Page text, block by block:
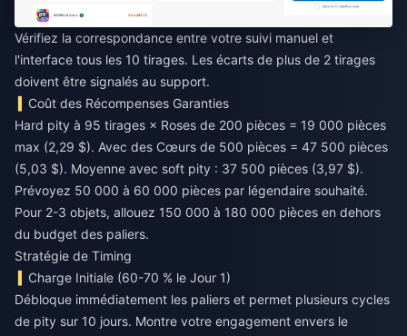
Vérifiez la correspondance entre votre suivi manuel et
l'interface tous les 10 tirages. Les écarts de plus de 2 tirages
doivent être signalés au support.
Coût des Récompenses Garanties
Hard pity à 95 tirages × Roses de 200 pièces = 19 000 pièces
max (2,29 $). Avec des Cœurs de 500 pièces = 47 500 pièces
(5,03 $). Moyenne avec soft pity : 37 500 pièces (3,97 $).
Prévoyez 50 000 à 60 000 pièces par légendaire souhaité.
Pour 2-3 objets, allouez 150 000 à 180 000 pièces en dehors
du budget des paliers.
Stratégie de Timing
Charge Initiale (60-70 % le Jour 1)
Débloque immédiatement les paliers et permet plusieurs cycles
de pity sur 10 jours. Montre votre engagement envers le